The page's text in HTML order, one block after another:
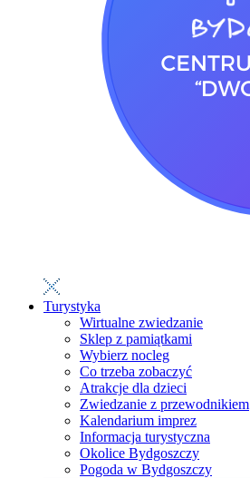
Turystyka
Wirtualne zwiedzanie
Sklep z pamiątkami
Wybierz nocleg
Co trzeba zobaczyć
Atrakcje dla dzieci
Zwiedzanie z przewodnikiem
Kalendarium imprez
Informacja turystyczna
Okolice Bydgoszczy
Pogoda w Bydgoszczy